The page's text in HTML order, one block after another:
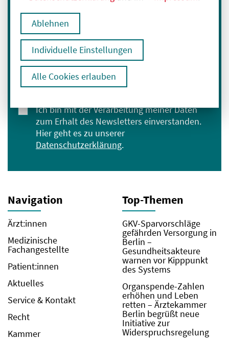
Ablehnen
Individuelle Einstellungen
Alle Cookies erlauben
Immer informiert bleiben
Melden Sie sich für unseren Newsletter an:
E-Mail-Adresse eingeben
Ich bin mit der Verarbeitung meiner Daten
zum Erhalt des Newsletters einverstanden.
Hier geht es zu unserer
Datenschutzerklärung.
Anmelden
Navigation
Ärzt:innen
Medizinische
Fachangestellte
Patient:innen
Aktuelles
Service & Kontakt
Recht
Kammer
Top-Themen
GKV-Sparvorschläge
gefährden Versorgung in
Berlin –
Gesundheitsakteure
warnen vor Kipppunkt
des Systems
Organspende-Zahlen
erhöhen und Leben
retten – Ärztekammer
Berlin begrüßt neue
Initiative zur
Widerspruchsregelung